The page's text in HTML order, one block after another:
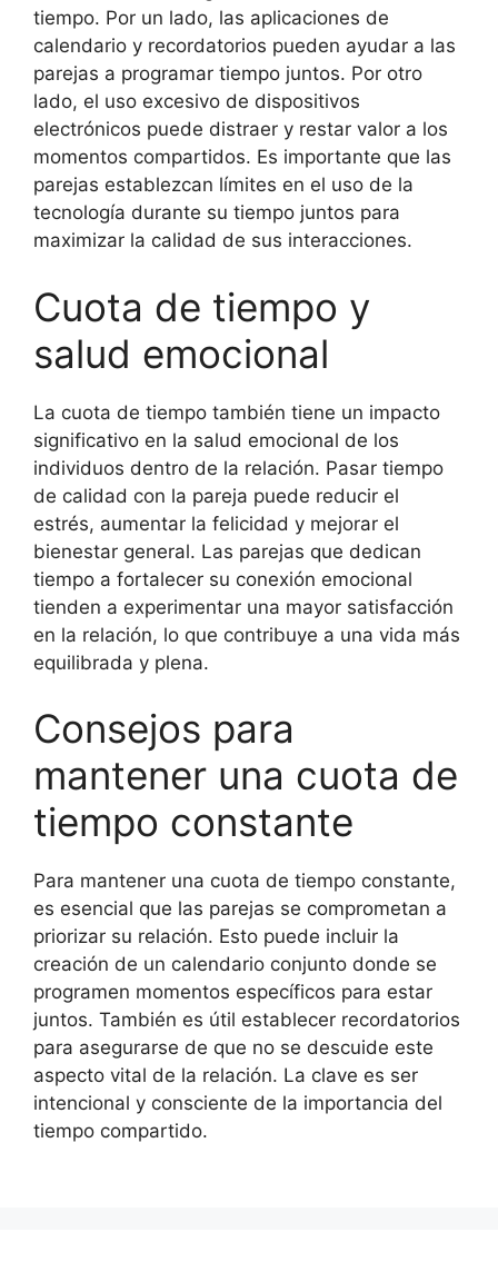
tiempo. Por un lado, las aplicaciones de
calendario y recordatorios pueden ayudar a las
parejas a programar tiempo juntos. Por otro
lado, el uso excesivo de dispositivos
electrónicos puede distraer y restar valor a los
momentos compartidos. Es importante que las
parejas establezcan límites en el uso de la
tecnología durante su tiempo juntos para
maximizar la calidad de sus interacciones.
Cuota de tiempo y
salud emocional
La cuota de tiempo también tiene un impacto
significativo en la salud emocional de los
individuos dentro de la relación. Pasar tiempo
de calidad con la pareja puede reducir el
estrés, aumentar la felicidad y mejorar el
bienestar general. Las parejas que dedican
tiempo a fortalecer su conexión emocional
tienden a experimentar una mayor satisfacción
en la relación, lo que contribuye a una vida más
equilibrada y plena.
Consejos para
mantener una cuota de
tiempo constante
Para mantener una cuota de tiempo constante,
es esencial que las parejas se comprometan a
priorizar su relación. Esto puede incluir la
creación de un calendario conjunto donde se
programen momentos específicos para estar
juntos. También es útil establecer recordatorios
para asegurarse de que no se descuide este
aspecto vital de la relación. La clave es ser
intencional y consciente de la importancia del
tiempo compartido.